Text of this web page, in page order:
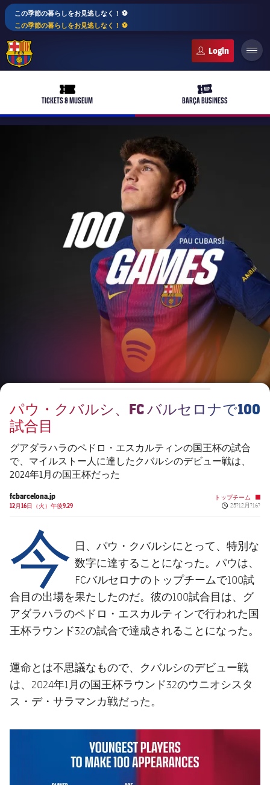
この季節の暮らしをお見逃しなく！ ⚽️
この季節の暮らしをお見逃しなく！ ⚽️
ticket-full
TICKETS & MUSEUM
ticket-vip
BARÇA BUSINESS
バルサアカデミー
plusicon
label.aria.plus
レジェンド
女子サッカー
plusicon
label.aria.plus
スケジュール
バルサAtlètic
label.aria.plus
スケジュール
LABEL.ARIA.PLUS
トップチーム
チケット
結果
順位表
トップチーム
スケジュール
チケット
結果
順位表
PLUSICON
LABEL.ARIA.PLUS
トップチーム
plusicon
label.aria.plus
スケジュール
チケット
結果
順位表
PLUSICON
LABEL.ARIA.PLUS
スケジュール
チケット
結果
順位表
パウ・クバルシ、FC バルセロナで100
試合目
グアダラハラのペドロ・エスカルティンの国王杯の試合
で、マイルストー人に達したクバルシのデビュー戦は、
2024年1月の国王杯だった
fcbarcelona.jp
12月16日（火）午後9.29
トップチーム
Published
25?12月?16?
今 日、 パウ・クバルシにとって、特別な
数字に達することになった。パウは、
FCバルセロナのトップチームで100試
合目の出場を果たしたのだ。彼の100試合目は、グ
アダラハラのペドロ・エスカルティンで行われた国
王杯ラウンド32の試合で達成されることになった。
運命とは不思議なもので、 クバルシのデビュー戦
は、2024年1月の国王杯ラウンド32のウニオシスタ
ス・デ・サラマンカ戦だった。